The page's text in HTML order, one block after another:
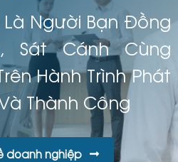
Người Bạn Đồng
Sát Cánh Cùng
Hành Trình Phát
Thành Công
doanh nghiệp